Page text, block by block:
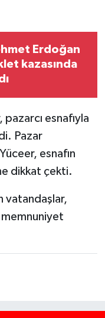
Erdoğan
kazasında
esnafıyla
Pazar
esnafın
dikkat çekti.
vatandaşlar,
memnuniyet